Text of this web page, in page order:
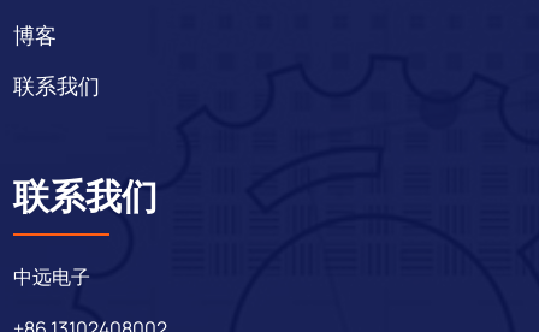
博客
联系我们
联系我们
中远电子